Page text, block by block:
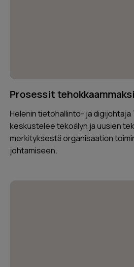
Prosessit
Helenin tietohallinto- ja digijohtaja
keskustelee tekoälyn ja uusien
merkityksestä organisaation
johtamiseen.